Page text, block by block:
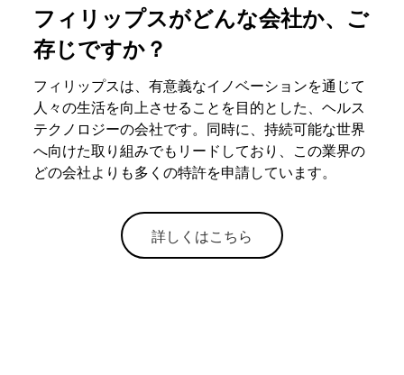
フィリップスがどんな会社か、ご
存じですか？
フィリップスは、有意義なイノベーションを通じて
人々の生活を向上させることを目的とした、ヘルス
テクノロジーの会社です。同時に、持続可能な世界
へ向けた取り組みでもリードしており、この業界の
どの会社よりも多くの特許を申請しています。
詳しくはこちら